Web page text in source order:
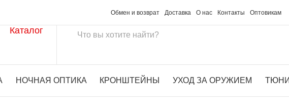
Обмен и возврат Доставка О нас Контакты Оптовикам
Каталог
НОЧНАЯ ОПТИКА КРОНШТЕЙНЫ УХОД ЗА ОРУЖИЕМ